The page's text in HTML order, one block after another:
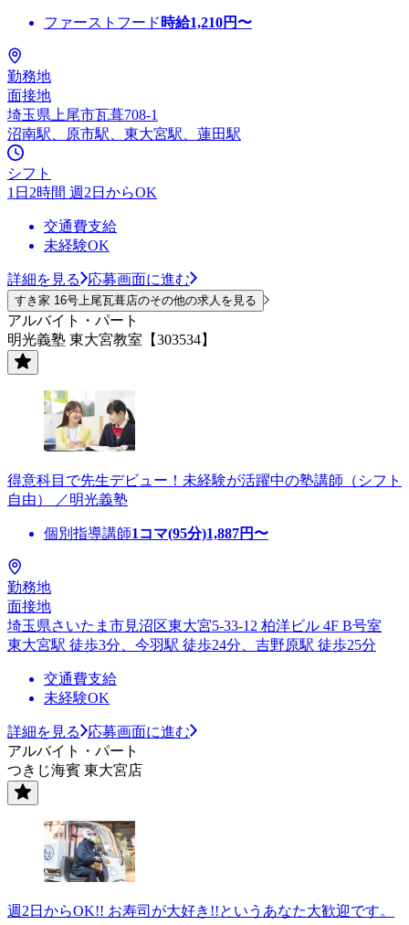
ファーストフード 時給1,210円〜
勤務地
面接地
埼玉県上尾市瓦葺708-1
沼南駅、原市駅、東大宮駅、蓮田駅
シフト
1日2時間 週2日からOK
交通費支給
未経験OK
詳細を見る 応募画面に進む
すき家 16号上尾瓦葺店のその他の求人を見る
アルバイト・パート
明光義塾 東大宮教室【303534】
得意科目で先生デビュー！未経験が活躍中の塾講師（シフト
自由） ／明光義塾
個別指導講師1コマ(95分)1,887円〜
勤務地
面接地
埼玉県さいたま市見沼区東大宮5-33-12 柏洋ビル 4F B号室
東大宮駅 徒歩3分、今羽駅 徒歩24分、吉野原駅 徒歩25分
交通費支給
未経験OK
詳細を見る
応募画面に進む
アルバイト・パート
つきじ海賓 東大宮店
週2日からOK!! お寿司が大好き!!というあなた大歓迎です。